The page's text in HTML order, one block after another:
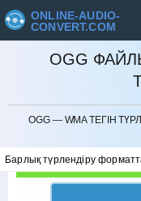
ONLINE-AUDIO-
CONVERT.COM
OGG
OGG — WMA ТЕГІН
Барлық түрлендіру